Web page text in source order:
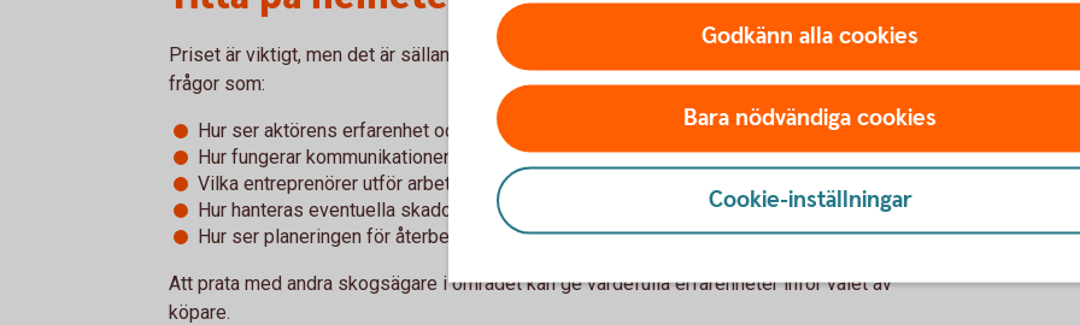
Priset är viktigt, men det är sällan den enda faktorn att ta hänsyn till. Fundera också på
frågor som:
Hur ser aktörens erfarenhet och rykte ut?
Hur fungerar kommunikationen?
Vilka entreprenörer utför arbetet?
Hur hanteras eventuella skador på vägar och mark?
Hur ser planeringen för återbeskogning ut?
Att prata med andra skogsägare i området kan ge värdefulla erfarenheter inför valet av
köpare.
Godkänn alla cookies
Bara nödvändiga cookies
Cookie-inställningar